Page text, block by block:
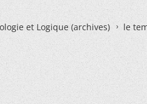
et Logique (archives) le